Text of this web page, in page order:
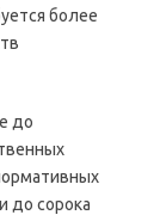
более
до
до сорока